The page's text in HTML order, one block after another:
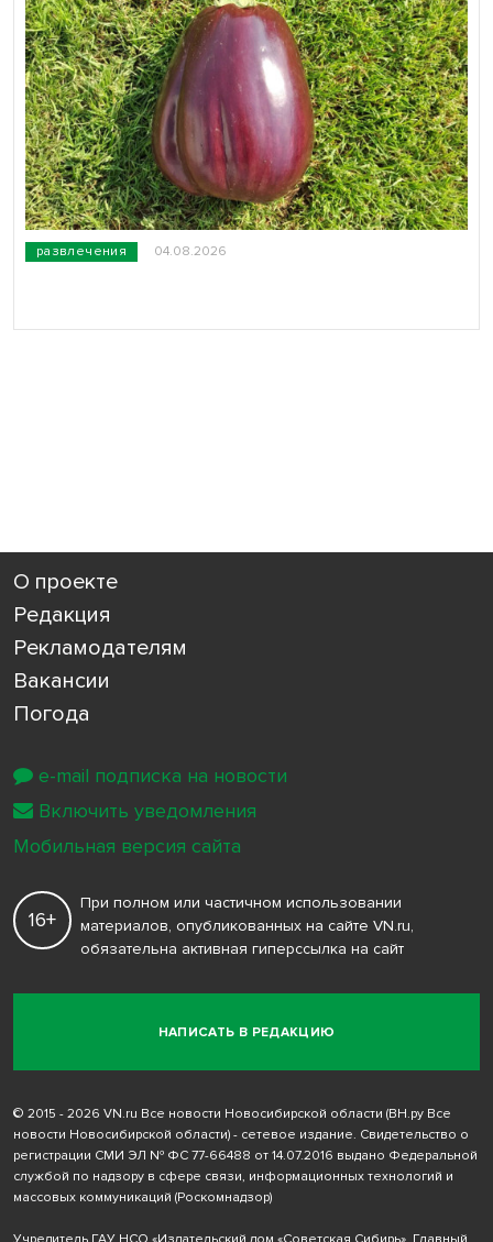
развлечения 04.08.2026
О проекте
Редакция
Рекламодателям
Вакансии
Погода
НАПИСАТЬ В РЕДАКЦИЮ
16+
При полном или частичном использовании
материалов, опубликованных на сайте VN.ru,
обязательна активная гиперссылка на сайт
© 2015 - 2026 VN.ru Все новости Новосибирской области (ВН.ру Все
новости Новосибирской области) - сетевое издание. Свидетельство о
регистрации СМИ ЭЛ № ФС 77-66488 от 14.07.2016 выдано Федеральной
службой по надзору в сфере связи, информационных технологий и
массовых коммуникаций (Роскомнадзор)
e-mail подписка на новости
Включить уведомления
Мобильная версия сайта